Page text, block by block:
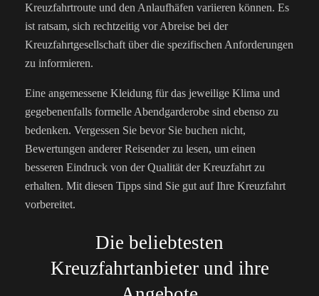
Kreuzfahrtroute und den Anlaufhäfen variieren können. Es
ist ratsam, sich rechtzeitig vor Abreise bei der
Kreuzfahrtgesellschaft über die spezifischen Anforderungen
zu informieren.
Eine angemessene Kleidung für das jeweilige Klima und
gegebenenfalls formelle Abendgarderobe sind ebenso zu
bedenken. Vergessen Sie bevor Sie buchen nicht,
Bewertungen anderer Reisender zu lesen, um einen
besseren Eindruck von der Qualität der Kreuzfahrt zu
erhalten. Mit diesen Tipps sind Sie gut auf Ihre Kreuzfahrt
vorbereitet.
Die beliebtesten
Kreuzfahrtanbieter und ihre